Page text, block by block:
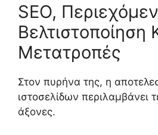
SEO,
Βελτιστοποίηση
Μετατροπές
Στον πυρήνα της, η
ιστοσελίδων περιλαμβάνει
άξονες.